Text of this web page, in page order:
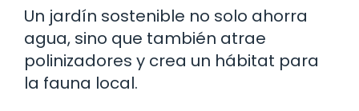
Un jardín sostenible no solo ahorra
agua, sino que también atrae
polinizadores y crea un hábitat para
la fauna local.